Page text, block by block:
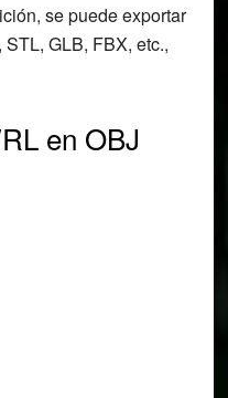
se puede exportar
GLB, FBX, etc.,
en OBJ